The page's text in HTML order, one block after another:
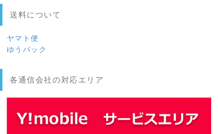
送料について
ヤマト便
ゆうパック
各通信会社の対応エリア